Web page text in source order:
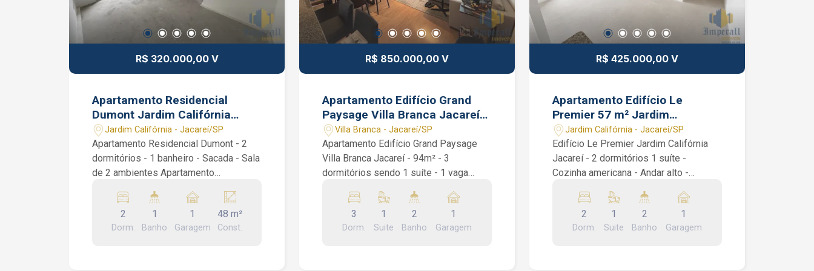
R$ 320.000,00 V
Apartamento Residencial
Dumont Jardim Califórnia
Jacareí SP 48 m² 2 dormitórios
Jardim Califórnia - Jacareí/SP
Apartamento Residencial Dumont - 2
dormitórios - 1 banheiro - Sacada - Sala
de 2 ambientes Apartamento
Jacareí. São 2 dormitórios, 1 banheiro
social, sala, cozinha e sacada.
Condomínio com cinema, espaço
2
Dorm.
1
Banho
1
Garagem
48 m²
Const.
R$ 850.000,00 V
Apartamento Edifício Grand
Paysage Villa Branca Jacareí
94 m² 3 dormitórios 1 suíte
Villa Branca - Jacareí/SP
Apartamento Edifício Grand Paysage
Villa Branca Jacareí - 94m² - 3
dormitórios sendo 1 suíte - 1 vaga
Apartamento Edifício Grand Paysage.
São 94m², 3 dormitórios sendo 1 suíte
com ar condicionado, cozinha planejada,
3
Dorm.
1
Suite
2
Banho
1
Garagem
R$ 425.000,00 V
Apartamento Edifício Le
Premier 57 m² Jardim
Califórnia Jacareí SP 2
dormitórios 1 suíte
Jardim Califórnia - Jacareí/SP
Edifício Le Premier Jardim Califórnia
Jacareí - 2 dormitórios 1 suíte -
Cozinha americana - Andar alto -
2 dormitórios sendo 1 suíte, cozinha
americana, varanda com vista livre,
banheiro social e área de serviços.
2
Dorm.
1
Suite
2
Banho
1
Garagem